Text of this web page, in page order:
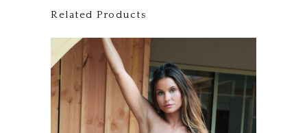
Related Products
Ce produit a plusieurs variations. Les options peuvent être choisies sur la page du produit